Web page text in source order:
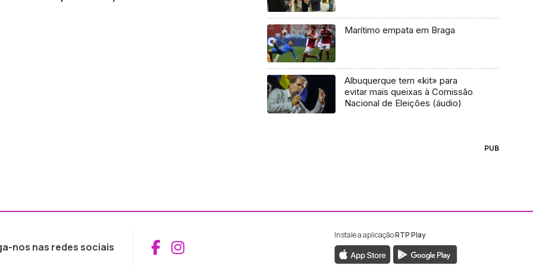
Marítimo empata em Braga
Albuquerque tem «kit» para
evitar mais queixas à Comissão
Nacional de Eleições (áudio)
PUB
nos nas redes sociais Aceder ao Facebook da RTP Madeira
Aceder ao Instagram da RTP Madeira
Instale a aplicaçãoRTP Play